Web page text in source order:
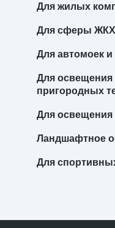
Для жилых
Для сферы ЖКХ
Для автомоек и
Для освещения
пригородных
Для освещения
Ландшафтное
Для